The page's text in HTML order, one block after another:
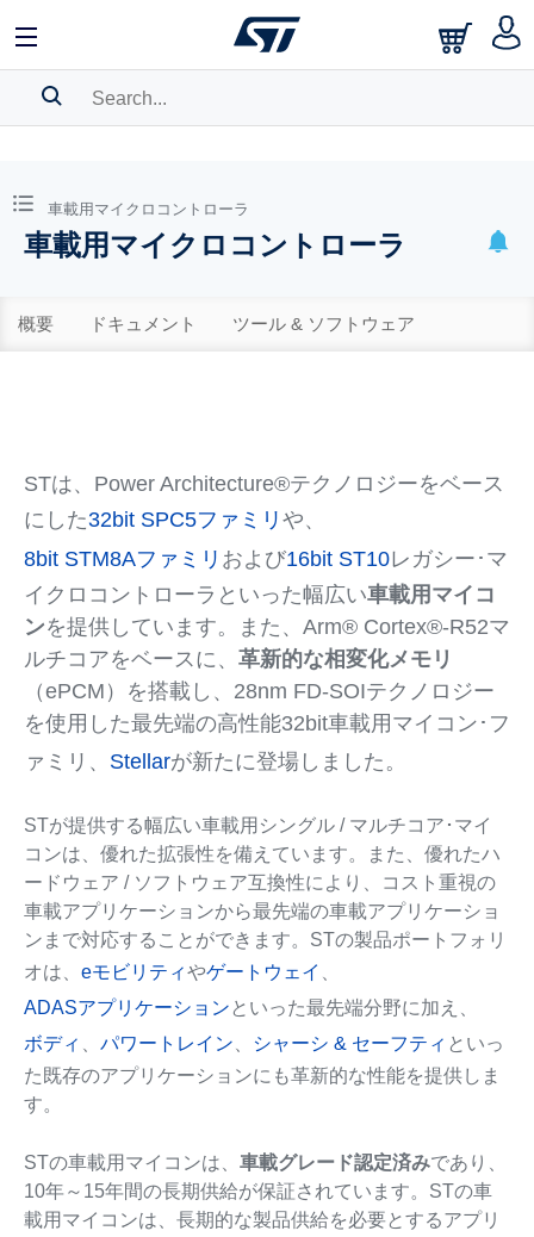
BOOKMARK
Pleaselog into show your saved searches.
車載用マイクロコントローラ
車載用マイクロコントローラ
概要 ドキュメント ツール & ソフトウェア
STは、Power Architecture®テクノロジーをベース
にした32bit SPC5ファミリ や、
8bit STM8Aファミリ および16bit ST10レガシー･マ
イクロコントローラといった幅広い車載用マイコ
ンを提供しています。また、Arm® Cortex®-R52マ
ルチコアをベースに、 革新的な相変化メモリ
（ePCM）を搭載し、28nm FD-SOIテクノロジー
を使用した最先端の高性能32bit車載用マイコン･フ
ァミリ、 Stellarが新たに登場しました。
STが提供する幅広い車載用シングル / マルチコア･マイ
コンは、優れた拡張性を備えています。また、優れたハ
ードウェア / ソフトウェア互換性により、コスト重視の
車載アプリケーションから最先端の車載アプリケーショ
ンまで対応することができます。STの製品ポートフォリ
オは、 eモビリティやゲートウェイ
ADASアプリケーション といった最先端分野に加え、
ボディ
パワートレイン シャーシ & セーフティ といっ
た既存のアプリケーションにも革新的な性能を提供しま
す。
STの車載用マイコンは、 車載グレード認定済みであり、
10年～15年間の長期供給が保証されています。STの車
載用マイコンは、長期的な製品供給を必要とするアプリ